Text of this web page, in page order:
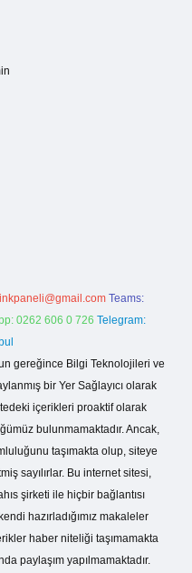
Teams:
0262 606 0 726 Telegram:
gereğince Bilgi Teknolojileri ve
bir Yer Sağlayıcı olarak
içerikleri proaktif olarak
bulunmamaktadır. Ancak,
taşımakta olup, siteye
sayılırlar. Bu internet sitesi,
şirketi ile hiçbir bağlantısı
hazırladığımız makaleler
haber niteliği taşımamakta
paylaşım yapılmamaktadır.